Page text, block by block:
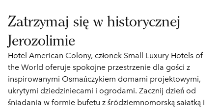
Zatrzymaj się w historycznej
Jerozolimie
Hotel American Colony, członek Small Luxury Hotels of
the World oferuje spokojne przestrzenie dla gości z
inspirowanymi Osmańczykiem domami projektowymi,
ukrytymi dziedziniecami i ogrodami. Zacznij dzień od
śniadania w formie bufetu z śródziemnomorską sałatką i